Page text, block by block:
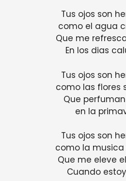
Tus ojos son
como el agua
Que me
En los dias
Tus ojos son
como las flores
Que
en la
Tus ojos son
como la
Que me eleve
Cuando